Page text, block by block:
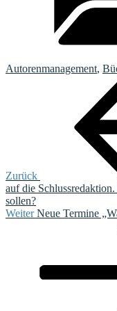
Autorenmanagement,
Zurück
auf die
sollen?
Nächster
Weiter Neue Termine